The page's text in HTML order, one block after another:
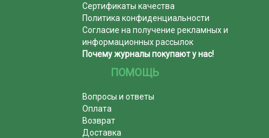
Сертификаты качества
Политика конфиденциальности
Согласие на получение рекламных и
информационных рассылок
Почему журналы покупают у нас!
ПОМОЩЬ
Вопросы и ответы
Оплата
Возврат
Доставка